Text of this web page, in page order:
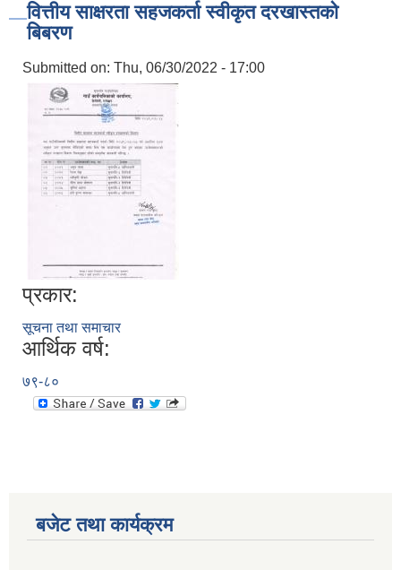
वित्तीय साक्षरता सहजकर्ता स्वीकृत दरखास्तको
बिबरण
Submitted on: Thu, 06/30/2022 - 17:00
प्रकार:
सूचना तथा समाचार
आर्थिक वर्ष:
७९-८०
बजेट तथा कार्यक्रम